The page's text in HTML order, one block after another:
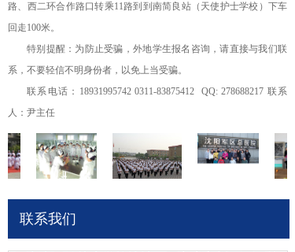
路、西二环合作路口转乘11路到到南简良站（天使护士学校）下车
回走100米。
特别提醒：为防止受骗，外地学生报名咨询，请直接与我们联
系，不要轻信不明身份者，以免上当受骗。
联系电话：18931995742 0311-83875412 QQ: 278688217 联系
人：尹主任
联系我们